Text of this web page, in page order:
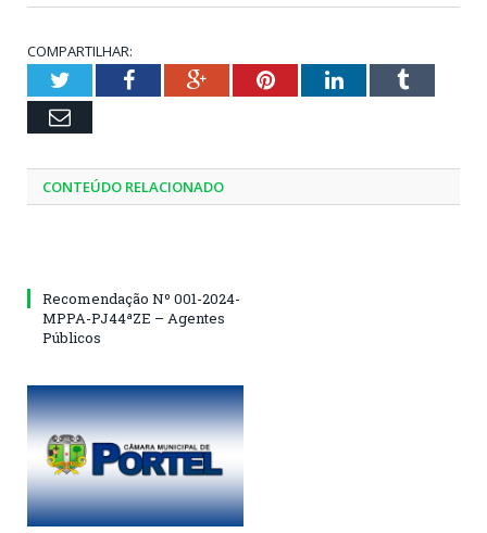
COMPARTILHAR:
TwitterFacebookGoogle+PinterestLinkedInTumblr
Email
CONTEÚDO RELACIONADO
Recomendação Nº 001-2024-
MPPA-PJ44ªZE – Agentes
Públicos